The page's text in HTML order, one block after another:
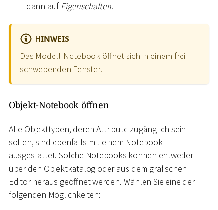
dann aufEigenschaften.
HINWEIS
Das Modell-Notebook öffnet sich in einem frei
schwebenden Fenster.
Objekt-Notebook öffnen
Alle Objekttypen, deren Attribute zugänglich sein
sollen, sind ebenfalls mit einem Notebook
ausgestattet. Solche Notebooks können entweder
über den Objektkatalog oder aus dem grafischen
Editor heraus geöffnet werden. Wählen Sie eine der
folgenden Möglichkeiten: